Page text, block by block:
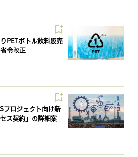
PETボトル飲料販売
令改正
プロジェクト向け新
ス契約」の詳細案